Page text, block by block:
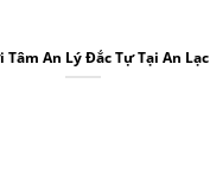
Tâm An Lý Đắc Tự Tại An Lạc